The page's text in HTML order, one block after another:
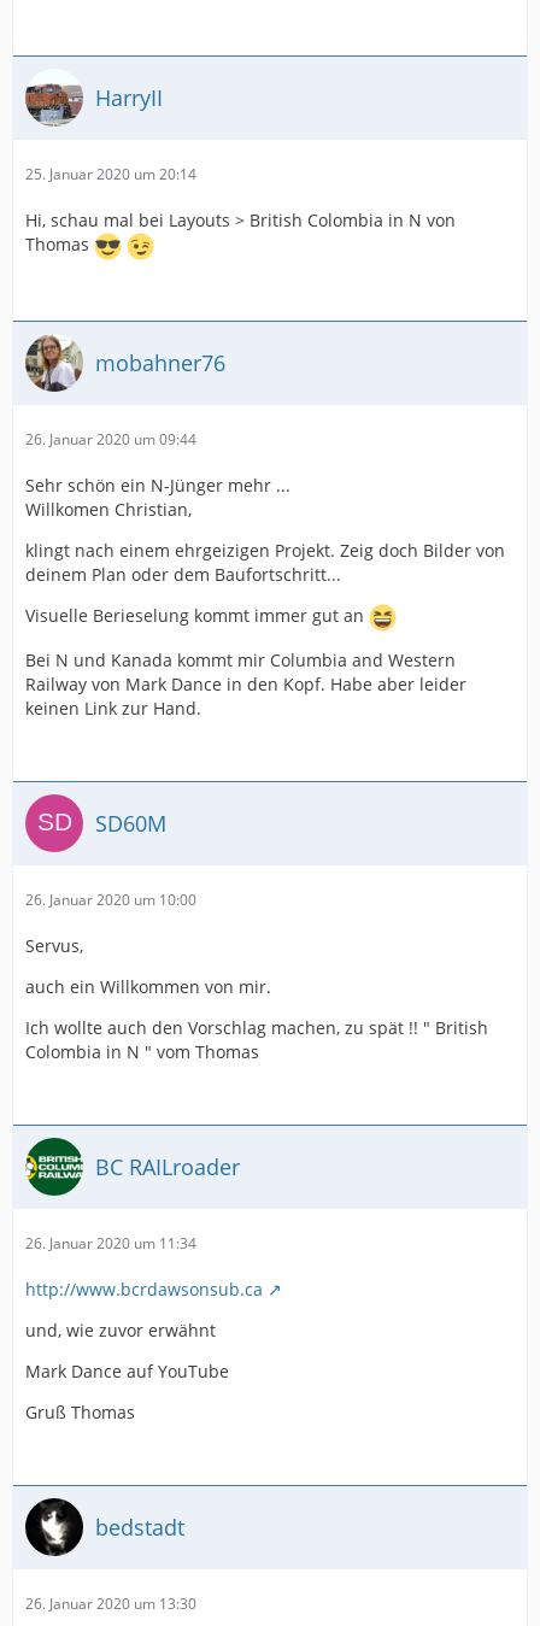
HarryII
25. Januar 2020 um 20:14
Hi, schau mal bei Layouts > British Colombia in N von
Thomas
mobahner76
26. Januar 2020 um 09:44
Sehr schön ein N-Jünger mehr ...
Willkomen Christian,
klingt nach einem ehrgeizigen Projekt. Zeig doch Bilder von
deinem Plan oder dem Baufortschritt...
Visuelle Berieselung kommt immer gut an
Bei N und Kanada kommt mir Columbia and Western
Railway von Mark Dance in den Kopf. Habe aber leider
keinen Link zur Hand.
SD60M
26. Januar 2020 um 10:00
Servus,
auch ein Willkommen von mir.
Ich wollte auch den Vorschlag machen, zu spät !! " British
Colombia in N " vom Thomas
BC RAILroader
26. Januar 2020 um 11:34
http://www.bcrdawsonsub.ca
und, wie zuvor erwähnt
Mark Dance auf YouTube
Gruß Thomas
bedstadt
26. Januar 2020 um 13:30